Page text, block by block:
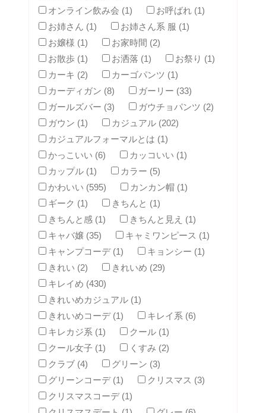
オンライン飲み会 (1)
お呼ばれ (1)
お姉さん (1)
お姉さん系 服 (1)
お嬢様 (1)
お家時間 (2)
お散歩 (1)
お洒落 (1)
お祭り (1)
カーキ (2)
カーゴパンツ (1)
カーディガン (8)
ガーリー (33)
ガールズバー (3)
ガウチョパンツ (2)
ガウン (1)
カジュアル (202)
カジュアルフォーマルとは (1)
かっこいい (6)
カッコいい (1)
カップル (1)
カラー (5)
かわいい (595)
カンカン帽 (1)
ギーク (1)
きちんと (1)
きちんと感 (1)
きちんと見え (1)
キャバ嬢 (35)
キャミワンピース (1)
キャンプコーデ (1)
キョンシー (1)
きれい (2)
きれいめ (29)
キレイめ (430)
きれいめカジュアル (1)
きれいめコーデ (1)
キレイ系 (6)
キレカジ系 (1)
クール (1)
クール女子 (1)
くすみ (2)
クラブ (4)
グリーン (3)
グリーンコーデ (1)
クリスマス (3)
クリスマスコーデ (1)